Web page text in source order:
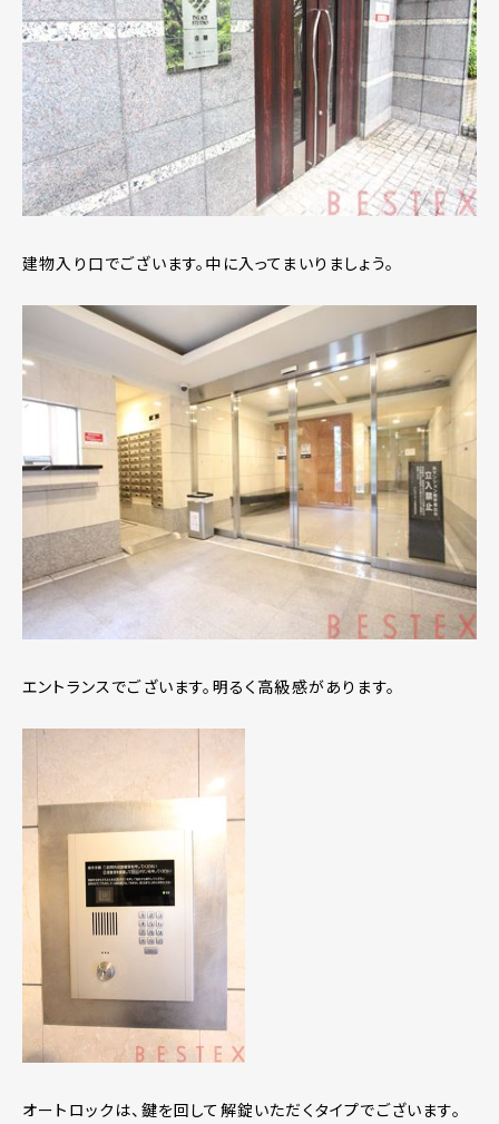
建物入り口でございます。中に入ってまいりましょう。
エントランスでございます。明るく高級感があります。
オートロックは、鍵を回して解錠いただくタイプでございます。